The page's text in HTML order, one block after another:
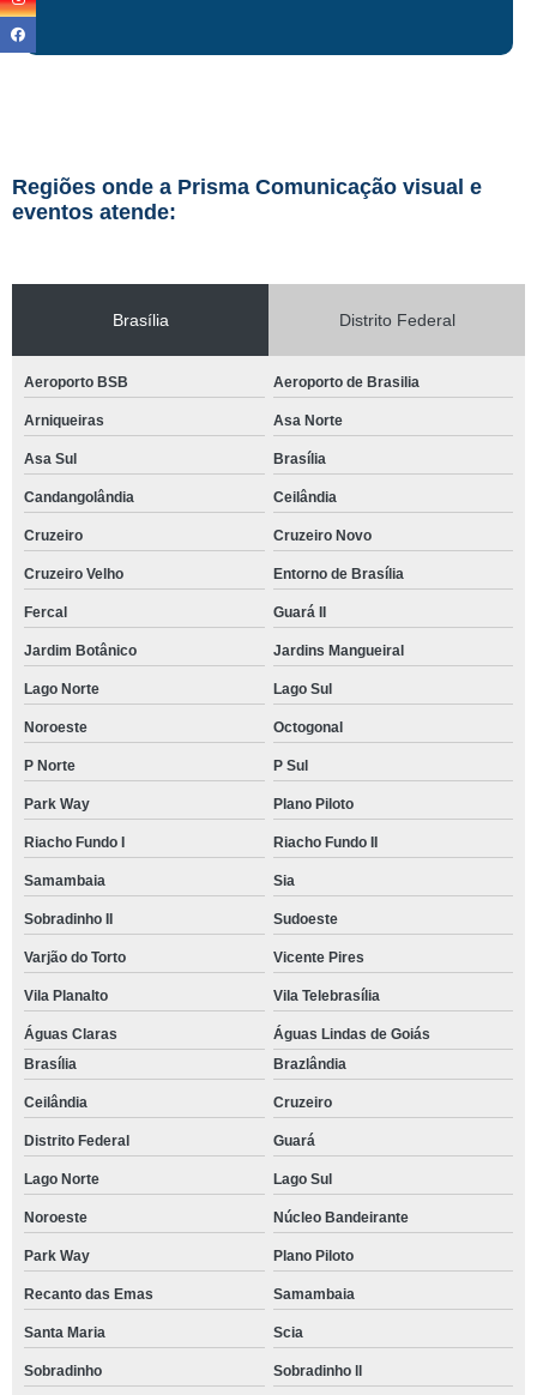
Regiões onde a Prisma Comunicação visual e
eventos atende:
Brasília Distrito Federal
Aeroporto BSB Aeroporto de Brasilia
Arniqueiras Asa Norte
Asa Sul Brasília
Candangolândia Ceilândia
Cruzeiro Cruzeiro Novo
Cruzeiro Velho Entorno de Brasília
Fercal Guará II
Jardim Botânico Jardins Mangueiral
Lago Norte Lago Sul
Noroeste Octogonal
P Norte P Sul
Park Way Plano Piloto
Riacho Fundo I Riacho Fundo II
Samambaia Sia
Sobradinho II Sudoeste
Varjão do Torto Vicente Pires
Vila Planalto Vila Telebrasília
Águas Claras
Águas Lindas de Goiás
Brasília
Brazlândia
Ceilândia Cruzeiro
Distrito Federal Guará
Lago Norte Lago Sul
Noroeste Núcleo Bandeirante
Park Way Plano Piloto
Recanto das Emas Samambaia
Santa Maria Scia
Sobradinho Sobradinho ll